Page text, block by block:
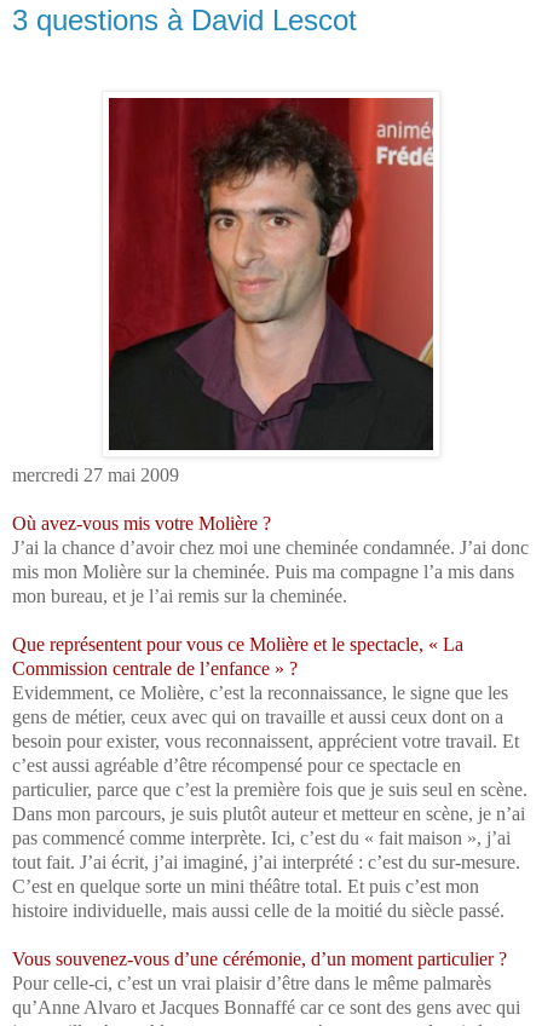
3 questions à David Lescot
mercredi 27 mai 2009
Où avez-vous mis votre Molière ?
J’ai la chance d’avoir chez moi une cheminée condamnée. J’ai donc
mis mon Molière sur la cheminée. Puis ma compagne l’a mis dans
mon bureau, et je l’ai remis sur la cheminée.
Que représentent pour vous ce Molière et le spectacle, « La
Commission centrale de l’enfance » ?
Evidemment, ce Molière, c’est la reconnaissance, le signe que les
gens de métier, ceux avec qui on travaille et aussi ceux dont on a
besoin pour exister, vous reconnaissent, apprécient votre travail. Et
c’est aussi agréable d’être récompensé pour ce spectacle en
particulier, parce que c’est la première fois que je suis seul en scène.
Dans mon parcours, je suis plutôt auteur et metteur en scène, je n’ai
pas commencé comme interprète. Ici, c’est du « fait maison », j’ai
tout fait. J’ai écrit, j’ai imaginé, j’ai interprété : c’est du sur-mesure.
C’est en quelque sorte un mini théâtre total. Et puis c’est mon
histoire individuelle, mais aussi celle de la moitié du siècle passé.
Vous souvenez-vous d’une cérémonie, d’un moment particulier ?
Pour celle-ci, c’est un vrai plaisir d’être dans le même palmarès
qu’Anne Alvaro et Jacques Bonnaffé car ce sont des gens avec qui